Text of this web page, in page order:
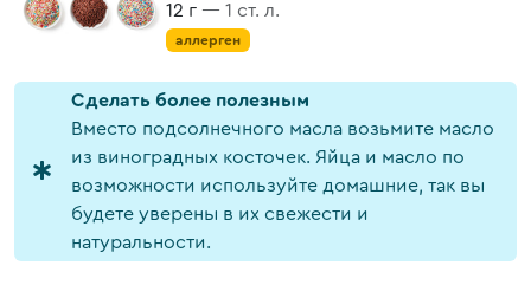
12 г — 1 ст. л.
аллерген
Cделать более полезным
Вместо подсолнечного масла возьмите масло
из виноградных косточек. Яйца и масло по
возможности используйте домашние, так вы
будете уверены в их свежести и
натуральности.